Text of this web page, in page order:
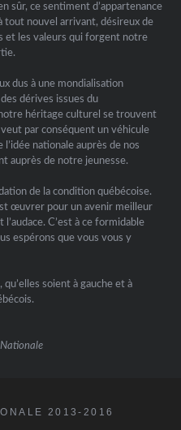
sûr, ce sentiment d’appartenance
tout nouvel arrivant, désireux de
et les valeurs qui forgent notre
dus à une mondialisation
dérives issues du
héritage culturel se trouvent
par conséquent un véhicule
nationale auprès de nos
auprès de notre jeunesse.
de la condition québécoise.
œuvrer pour un avenir meilleur
C’est à ce formidable
espérons que vous vous y
soient à gauche et à
2013-2016